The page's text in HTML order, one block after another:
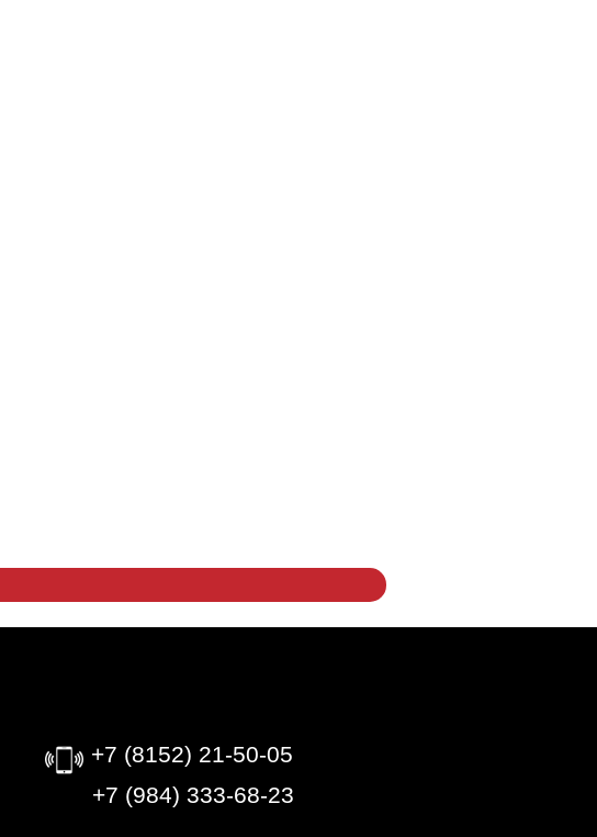
+7 (8152) 21-50-05
‎+7 (984) 333-68-23